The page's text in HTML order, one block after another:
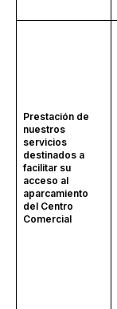
Prestación de
nuestros
servicios
destinados a
facilitar su
acceso al
aparcamiento
del Centro
Comercial